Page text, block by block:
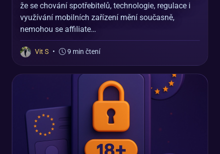
že se chování spotřebitelů, technologie, regulace i
využívání mobilních zařízení mění současně,
nemohou se affiliate…
Vit S • 9 min čtení